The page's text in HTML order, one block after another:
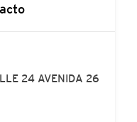
24 AVENIDA 26